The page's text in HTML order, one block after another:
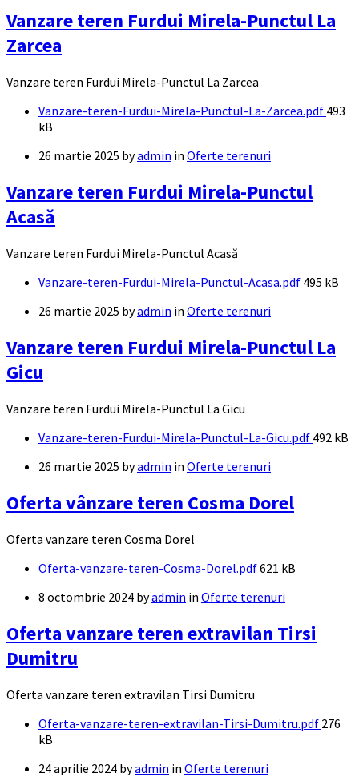
Vanzare teren Furdui Mirela-Punctul La
Zarcea
Vanzare teren Furdui Mirela-Punctul La Zarcea
Documente
Vanzare-teren-Furdui-Mirela-Punctul-La-Zarcea.pdf File
493
kB
26 martie 2025 byadmin in Oferte terenuri
Vanzare teren Furdui Mirela-Punctul
Acasă
Vanzare teren Furdui Mirela-Punctul Acasă
Documente
Vanzare-teren-Furdui-Mirela-Punctul-Acasa.pdf File
495 kB
26 martie 2025 byadmin in Oferte terenuri
Vanzare teren Furdui Mirela-Punctul La
Gicu
Vanzare teren Furdui Mirela-Punctul La Gicu
Documente
Vanzare-teren-Furdui-Mirela-Punctul-La-Gicu.pdf File
492 kB
26 martie 2025 byadmin in Oferte terenuri
Oferta vânzare teren Cosma Dorel
Oferta vanzare teren Cosma Dorel
Documente
Oferta-vanzare-teren-Cosma-Dorel.pdfFile
621 kB
8 octombrie 2024 byadmin in Oferte terenuri
Oferta vanzare teren extravilan Tirsi
Dumitru
Oferta vanzare teren extravilan Tirsi Dumitru
Documente
Oferta-vanzare-teren-extravilan-Tirsi-Dumitru.pdf File
276
kB
24 aprilie 2024 byadmin in Oferte terenuri